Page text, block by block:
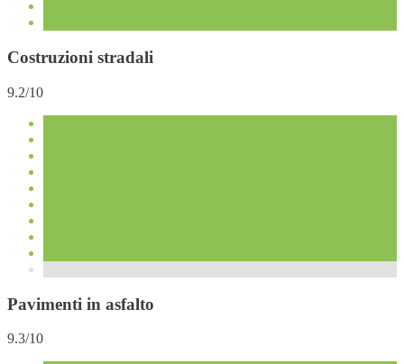
Costruzioni stradali
9.2/10
Pavimenti in asfalto
9.3/10